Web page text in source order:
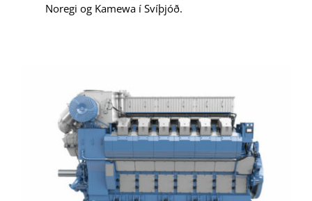
Noregi og Kamewa í Svíþjóð.